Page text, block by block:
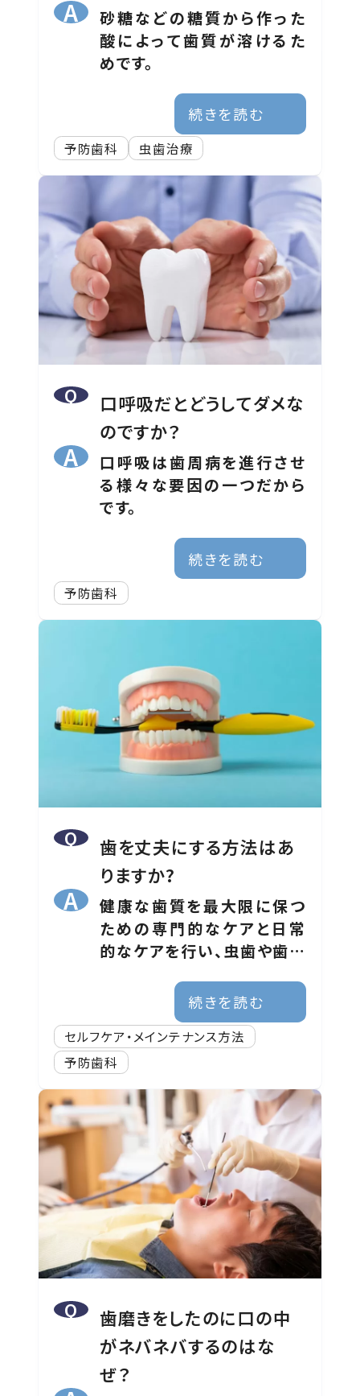
砂糖などの糖質から作った
酸によって歯質が溶けるた
めです。
続きを読む
予防歯科 虫歯治療
口呼吸だとどうしてダメな
のですか？
口呼吸は歯周病を進行させ
る様々な要因の一つだから
です。
続きを読む
予防歯科
歯を丈夫にする方法はあ
りますか?
健康な歯質を最大限に保つ
ための専門的なケアと日常
的なケアを行い、虫歯や歯周
続きを読む
セルフケア・メインテナンス方法
予防歯科
歯磨きをしたのに口の中
がネバネバするのはな
ぜ？